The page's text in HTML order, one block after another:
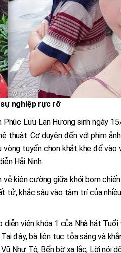
nghiệp rực rỡ
Phúc Lưu Lan Hương sinh ngày
thuật. Cơ duyên đến với phim
tuyển chọn khắt khe để vào
Hải Ninh.
kiên cường giữa khói bom
tử, khắc sâu vào tâm trí của
viên khóa 1 của Nhà hát
đây, bà liên tục tỏa sáng và
Như Tô, Bến bờ xa lắc, Lời nói